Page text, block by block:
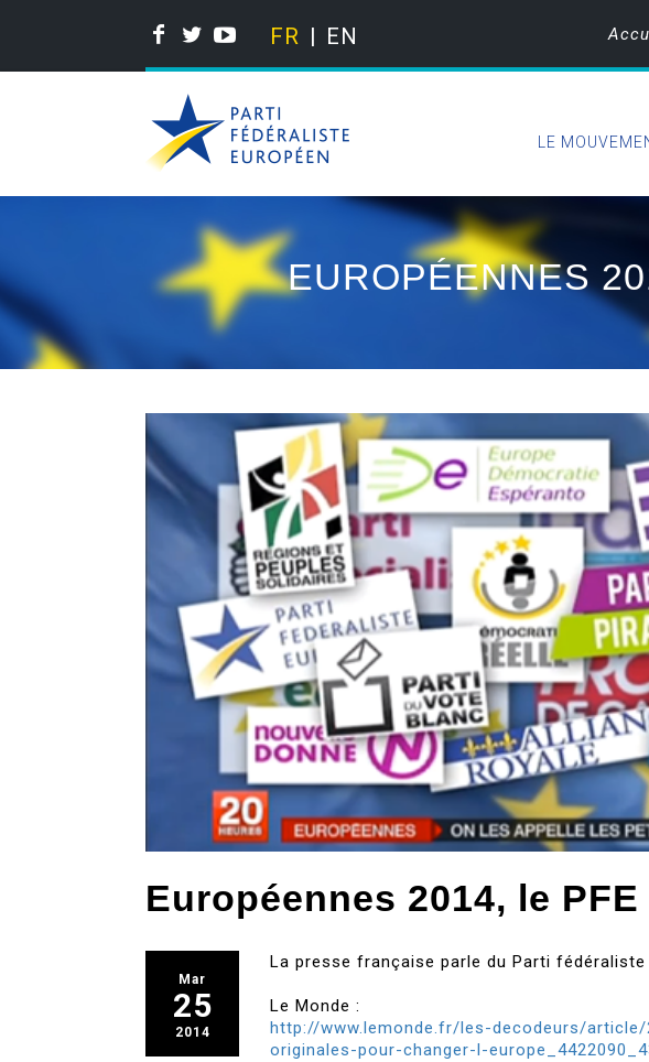
FR EN
LE
EUROPÉENNES
Européennes 2014, le
Mar
25
2014
La presse française parle du Parti fédéraliste
Le Monde :
http://www.lemonde.fr/les-decodeurs/
originales-pour-changer-l-